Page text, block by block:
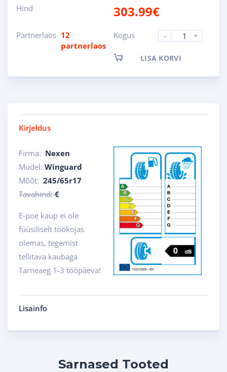
Hind 303.99€
Partnerlaos 12
partnerlaos
Kogus - +
LISA KORVI
Kirjeldus
Firma: Nexen
Mudel: Winguard
Mõõt: 245/65r17
Tavahind:€
E-poe kaup ei ole
füüsiliselt töökojas
olemas, tegemist
tellitava kaubaga
Tarneaeg 1-3 tööpäeva!
Lisainfo
Sarnased Tooted